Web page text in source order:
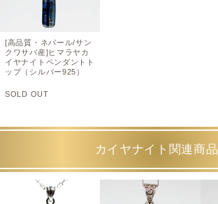
[高品質・ネパール/サン
クワサバ産]ヒマラヤカ
イヤナイトペンダントト
ップ（シルバー925）
SOLD OUT
カイヤナイト関連商品